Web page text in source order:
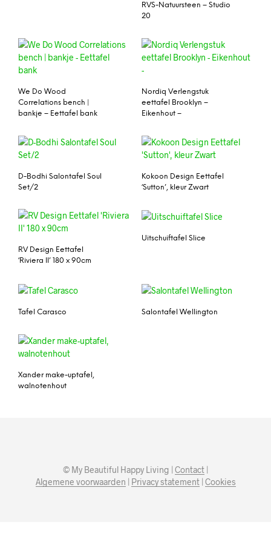
RVS-Natuursteen – Studio
20
We Do Wood
Correlations bench |
bankje – Eettafel bank
Nordiq Verlengstuk
eettafel Brooklyn –
Eikenhout –
D-Bodhi Salontafel Soul
Set/2
Kokoon Design Eettafel
‘Sutton’, kleur Zwart
RV Design Eettafel
‘Riviera II’ 180 x 90cm
Uitschuiftafel Slice
Tafel Carasco Salontafel Wellington
Xander make-uptafel,
walnotenhout
© My Beautiful Happy Living | Contact |
Algemene voorwaarden | Privacy statement| Cookies